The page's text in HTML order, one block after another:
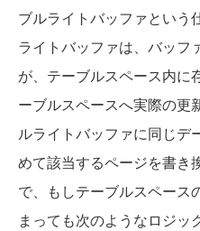
ブルライトバッファという
ライトバッファは、バッフ
が、テーブルスペース内に
ーブルスペースへ実際の更
ルライトバッファに同じデ
めて該当するページを書き
で、もしテーブルスペース
まっても次のようなロジッ